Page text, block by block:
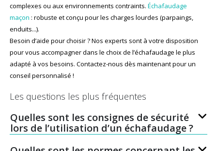
complexes ou aux environnements contraints. Échafaudage
maçon : robuste et conçu pour les charges lourdes (parpaings,
enduits...).
Besoin d’aide pour choisir ? Nos experts sont à votre disposition
pour vous accompagner dans le choix de l’échafaudage le plus
adapté à vos besoins. Contactez-nous dès maintenant pour un
conseil personnalisé !
Les questions les plus fréquentes
Quelles sont les consignes de sécurité
lors de l’utilisation d’un échafaudage ?